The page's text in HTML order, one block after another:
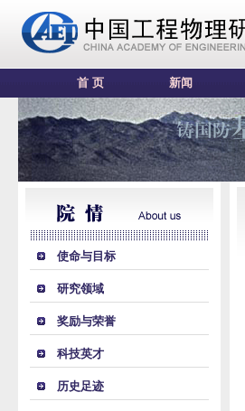
首 页 新闻
使命与目标
研究领域
奖励与荣誉
科技英才
历史足迹